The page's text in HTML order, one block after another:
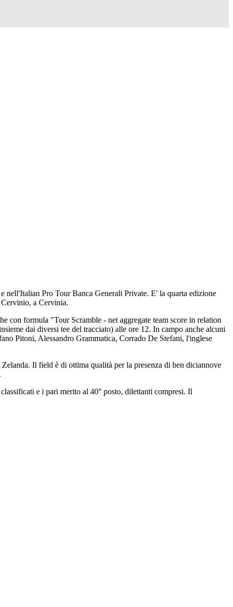
Pro Tour Banca Generali Private. E' la quarta edizione
a Cervinia.
con formula "Tour Scramble - net aggregate team score in relation
dai diversi tee del tracciato) alle ore 12. In campo anche alcuni
Pitoni, Alessandro Grammatica, Corrado De Stefani, l'inglese
Il field è di ottima qualità per la presenza di ben diciannove
e i pari merito al 40° posto, dilettanti compresi. Il